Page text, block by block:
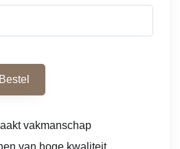
Bestel
vakmanschap
van hoge kwaliteit